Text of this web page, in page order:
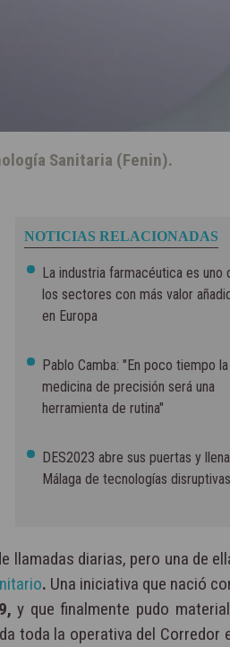
Sanitaria (Fenin).
NOTICIAS RELACIONADAS
La industria farmacéutica es uno
los sectores con más valor
en Europa
Pablo Camba: "En poco tiempo la
medicina de precisión será una
herramienta de rutina"
DES2023 abre sus puertas y llena
Málaga de tecnologías disruptivas
llamadas diarias, pero una de
. Una iniciativa que nació
y que finalmente pudo
toda la operativa del Corredor